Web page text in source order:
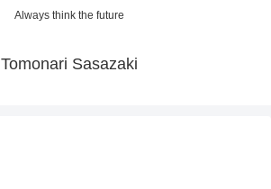
Always think the future
Tomonari Sasazaki